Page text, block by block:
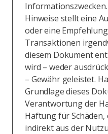
Hinweise stellt eine
oder eine
Transaktionen
diesem Dokument
wird – weder
– Gewähr geleistet.
Grundlage dieses
Verantwortung der
Haftung für
indirekt aus der